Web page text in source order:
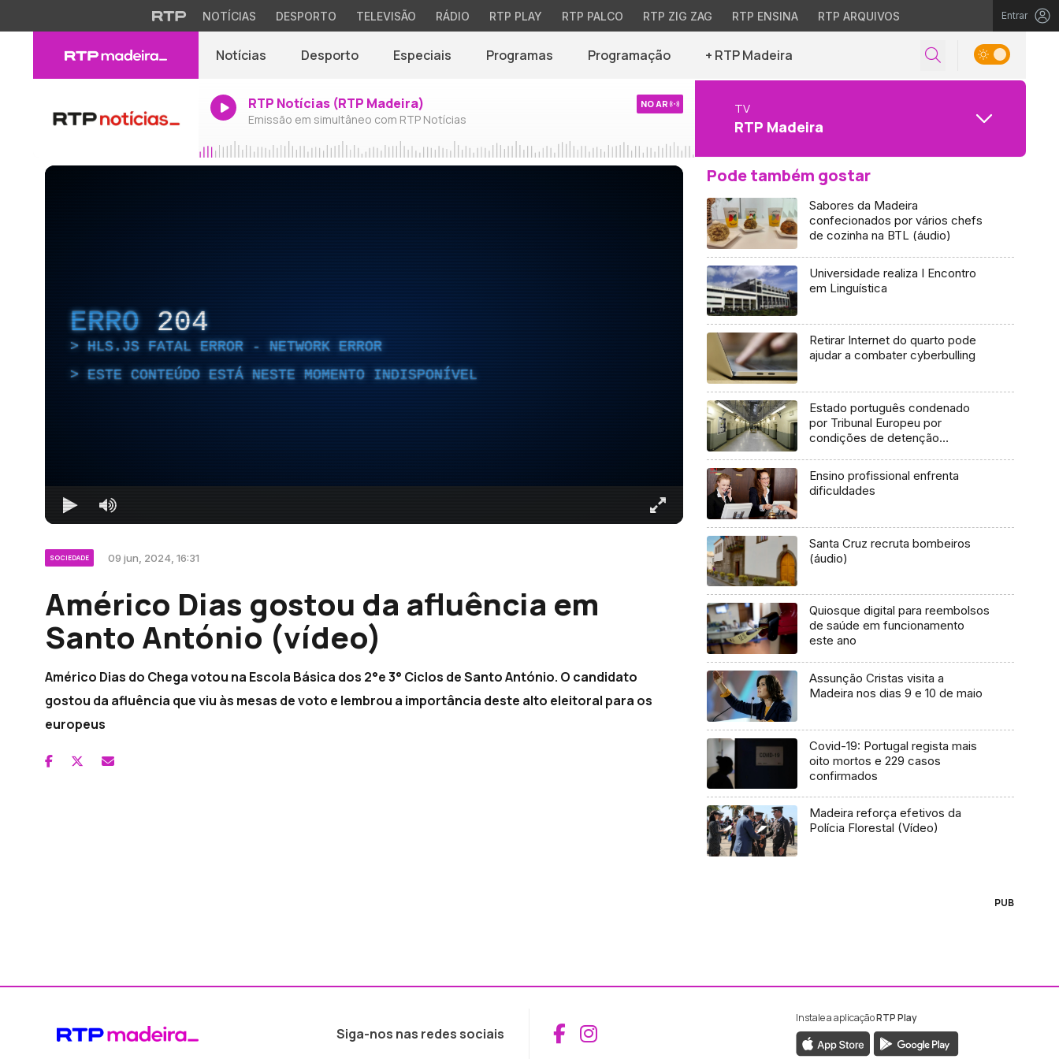
NOTÍCIAS DESPORTO TELEVISÃO RÁDIO RTP PLAY RTP PALCO RTP ZIG ZAG RTP ENSINA RTP ARQUIVOS Entrar
Notícias Desporto Especiais Programas Programação + RTP Madeira
RTP Notícias (RTP Madeira)
Emissão em simultâneo com RTP Notícias
NO AR TV
RTP Madeira
ERRO 204
HLS.JS FATAL ERROR - NETWORK ERROR
ESTE CONTEÚDO ESTÁ NESTE MOMENTO INDISPONÍVEL
SOCIEDADE 09 jun, 2024, 16:31
Américo Dias gostou da afluência em
Santo António (vídeo)
Américo Dias do Chega votou na Escola Básica dos 2°e 3° Ciclos de Santo António. O candidato
gostou da afluência que viu às mesas de voto e lembrou a importância deste alto eleitoral para os
europeus
Pode também gostar
Sabores da Madeira
confecionados por vários chefs
de cozinha na BTL (áudio)
Universidade realiza I Encontro
em Linguística
Retirar Internet do quarto pode
ajudar a combater cyberbulling
Estado português condenado
por Tribunal Europeu por
condições de detenção
Ensino profissional enfrenta
dificuldades
Santa Cruz recruta bombeiros
(áudio)
Quiosque digital para reembolsos
de saúde em funcionamento
este ano
Assunção Cristas visita a
Madeira nos dias 9 e 10 de maio
Covid-19: Portugal regista mais
oito mortos e 229 casos
confirmados
Madeira reforça efetivos da
Polícia Florestal (Vídeo)
PUB
Siga-nos nas redes sociais Aceder ao Facebook da RTP Madeira
Aceder ao Instagram da RTP Madeira
Instale a aplicaçãoRTP Play